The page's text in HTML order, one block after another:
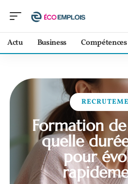
Actu Business Compétences
Formation
quelle
pour